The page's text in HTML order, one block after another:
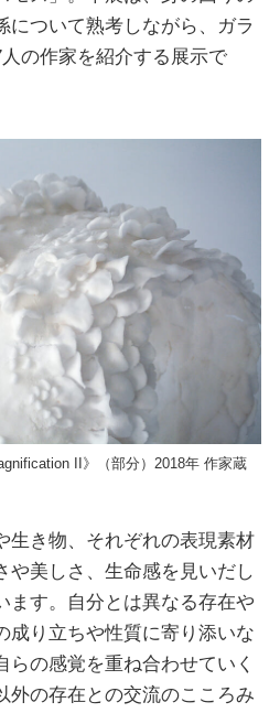
について熟考しながら、ガラ
の作家を紹介する展示で
II》（部分）2018年 作家蔵
生き物、それぞれの表現素材
や美しさ、生命感を見いだし
ます。自分とは異なる存在や
成り立ちや性質に寄り添いな
らの感覚を重ね合わせていく
外の存在との交流のこころみ